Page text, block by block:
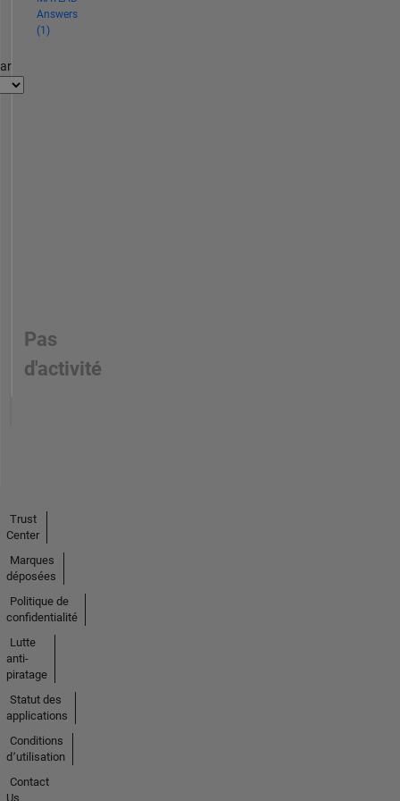
Answers
(1)
Pas
d'activité
Trust
Center
Marques
déposées
Politique de
confidentialité
Lutte
anti-
piratage
Statut des
applications
Conditions
d՚utilisation
Contact
Us